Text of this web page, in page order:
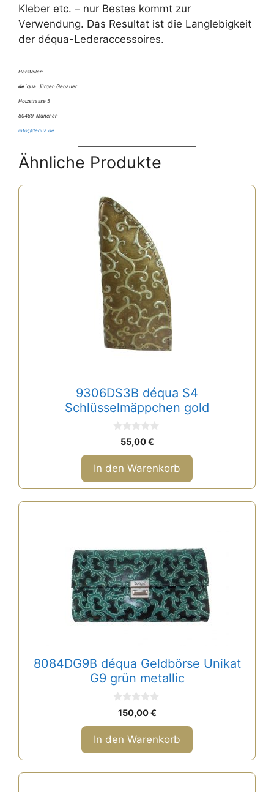
Kleber etc. – nur Bestes kommt zur
Verwendung. Das Resultat ist die Langlebigkeit
der déqua-Lederaccessoires.
Hersteller:
de´qua Jürgen Gebauer
Holzstrasse 5
80469 München
info@dequa.de
Ähnliche Produkte
9306DS3B déqua S4
Schlüsselmäppchen gold
o
n
5
55,00€
In den Warenkorb
8084DG9B déqua Geldbörse Unikat
G9 grün metallic
o
5
150,00€
In den Warenkorb